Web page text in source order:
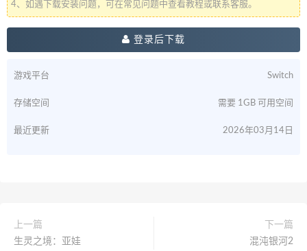
4、如遇下载安装问题，可在常见问题中查看教程或联系客服。
登录后下载
游戏平台 Switch
存储空间 需要 1GB 可用空间
最近更新 2026年03月14日
上一篇
生灵之境：亚娃
下一篇
混沌银河2